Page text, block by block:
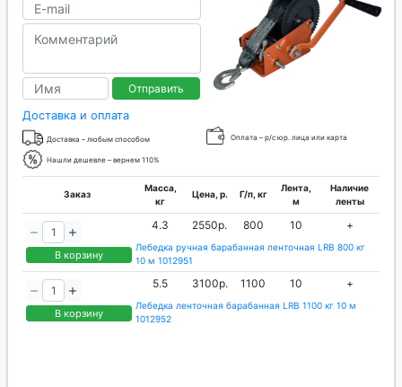
Отправить
Доставка и оплата
Доставка – любым способом Оплата – р/с юр. лица или карта
Нашли дешевле – вернем 110%
Заказ
Масса,
кг
Цена, р. Г/п, кг
Лента,
м
Наличие
ленты
В корзину
4.3 2550р. 800 10 +
Лебедка ручная барабанная ленточная LRB 800 кг
10 м 1012951
В корзину
5.5 3100р. 1100 10 +
Лебедка ленточная барабанная LRB 1100 кг 10 м
1012952